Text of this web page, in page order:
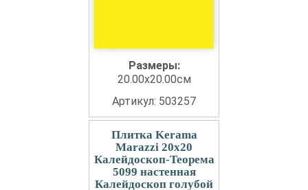
Размеры:
20.00x20.00см
Артикул: 503257
Плитка Kerama
Marazzi 20x20
Калейдоскоп-Теорема
5099 настенная
Калейдоскоп голубой